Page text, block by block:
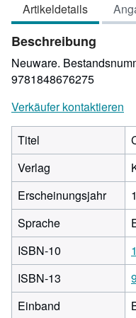
Artikeldetails
Beschreibung
Neuware.
9781848676275
Verkäufer kontaktieren
Titel
Verlag
Erscheinungsjahr
Sprache
ISBN-10
ISBN-13
Einband